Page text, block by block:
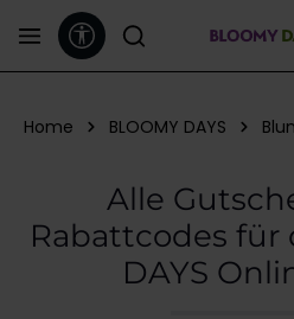
springenWerkzeugleiste
Home BLOOMY DAYS
Alle
Rabattcodes für
DAYS